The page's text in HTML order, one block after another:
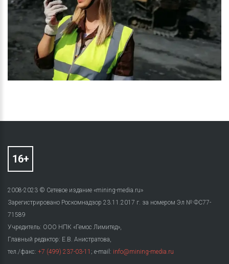
2008-2023 © Сетевое издание «mining-media.ru»
Зарегистрировано Роскомнадзор 23.11.2017 г. за номером Эл № ФС77-
71589
Учредитель: ООО НПК «Гемос Лимитед»,
Главный редактор: Е.В. Анистратова,
тел./факс: +7 (499) 237-03-11 ; e-mail: info@mining-media.ru